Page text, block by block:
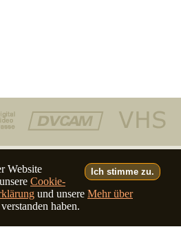
Ich stimme zu.
Website
Cookie-
und unsere Mehr über
haben.
(805) 640-8883
• Italiano
- all rights reserved